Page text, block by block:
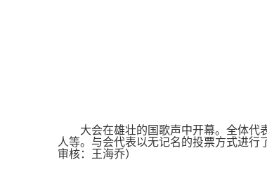
大会在雄壮的国歌声中开幕。全体代
人等。与会代表以无记名的投票方式进行
审核：王海乔）